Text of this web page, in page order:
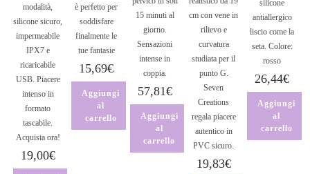
modalità,
silicone sicuro,
impermeabile
IPX7 e
ricaricabile
USB. Piacere
intenso in
formato
tascabile.
Acquista ora!
19,00€
è perfetto per
soddisfare
finalmente le
tue fantasie
15,69€
Aggiungi
al
carrello
15 minuti al
giorno.
Sensazioni
intense in
coppia.
57,81€
Aggiungi
al
carrello
cm con vene in
rilievo e
curvatura
studiata per il
punto G.
Seven
Creations
regala piacere
autentico in
PVC sicuro.
19,83€
silicone
antiallergico
liscio come la
seta. Colore:
rosso
26,44€
Aggiungi
al
carrello